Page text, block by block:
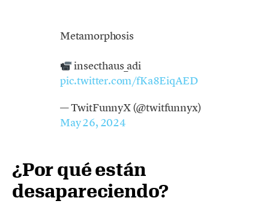
Metamorphosis
insecthaus_adi
pic.twitter.com/fKa8EiqAED
— TwitFunnyX (@twitfunnyx)
May 26, 2024
¿Por qué están
desapareciendo?